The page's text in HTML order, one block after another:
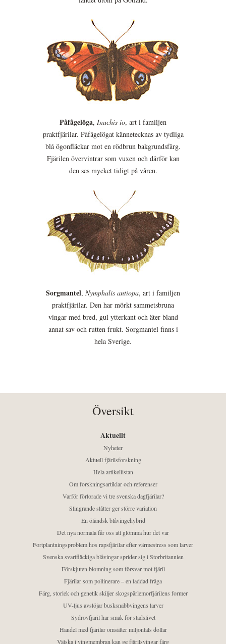
Påfågelöga, Inachis io, art i familjen
praktfjärilar. Påfågelögat kännetecknas av tydliga
blå ögonfläckar mot en rödbrun bakgrundsfärg.
Fjärilen övervintrar som vuxen och därför kan
den ses mycket tidigt på våren.
Sorgmantel, Nymphalis antiopa, art i familjen
praktfjärilar. Den har mörkt sammetsbruna
vingar med bred, gul ytterkant och äter bland
annat sav och rutten frukt. Sorgmantel finns i
hela Sverige.
Översikt
Aktuellt
Nyheter
Aktuell fjärilsforskning
Hela artikellistan
Om forskningsartiklar och referenser
Varför förlorade vi tre svenska dagfjärilar?
Slingrande slåtter ger större variation
En öländsk blåvingehybrid
Det nya normala får oss att glömma hur det var
Fortplantningsproblem hos rapsfjärilar efter värmestress som larver
Svenska svartfläckiga blåvingar sprider sig i Storbritannien
Förskjuten blomning som försvar mot fjäril
Fjärilar som pollinerare – en laddad fråga
Färg, storlek och genetik skiljer skogspärlemorfjärilens former
UV-ljus avslöjar busksnabbvingens larver
Sydrovfjäril har smak för stadslivet
Handel med fjärilar omsätter miljontals dollar
Vätska i vingmembran kan ge fjärilsvingar färg